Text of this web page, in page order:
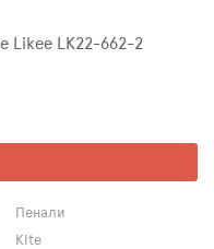
Likee LK22-662-2
Пенали
Kite